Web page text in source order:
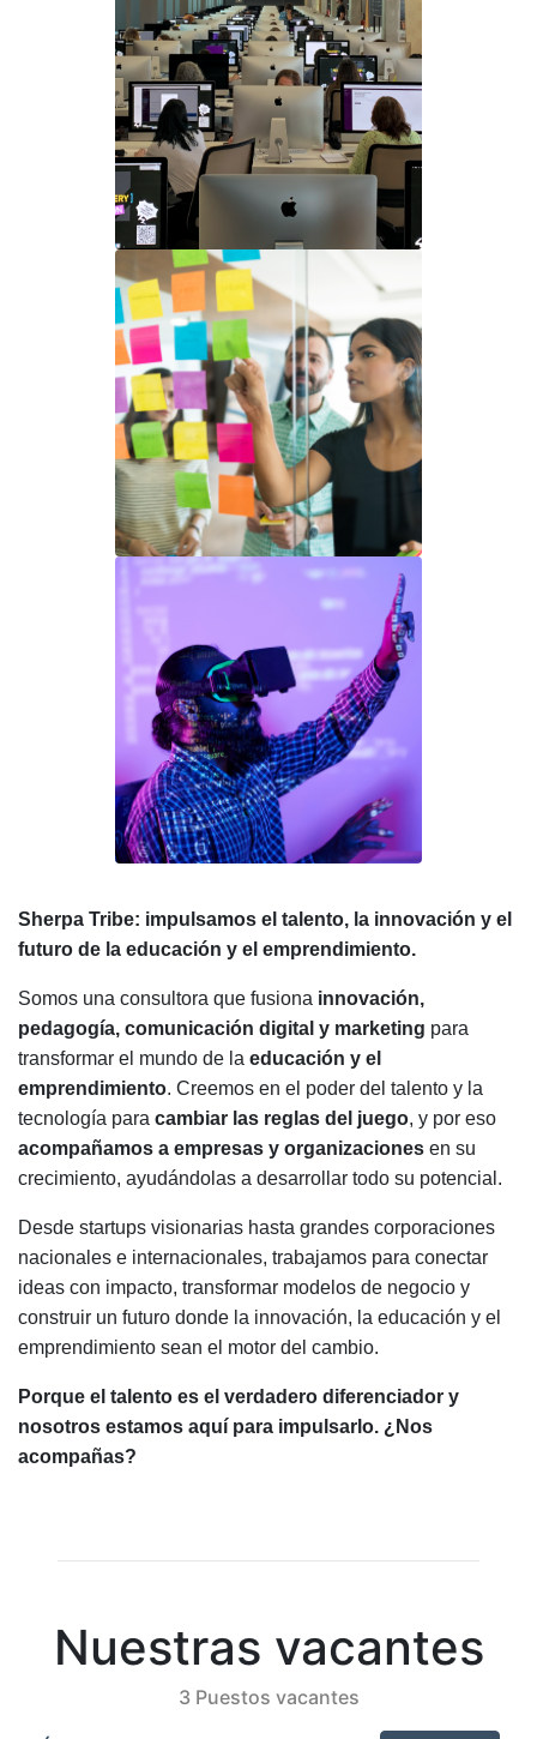
Sherpa Tribe: impulsamos el talento, la innovación y el
futuro de la educación y el emprendimiento.
Somos una consultora que fusiona innovación,
pedagogía, comunicación digital y marketing para
transformar el mundo de la educación y el
emprendimiento. Creemos en el poder del talento y la
tecnología para cambiar las reglas del juego, y por eso
acompañamos a empresas y organizaciones en su
crecimiento, ayudándolas a desarrollar todo su potencial.
Desde startups visionarias hasta grandes corporaciones
nacionales e internacionales, trabajamos para conectar
ideas con impacto, transformar modelos de negocio y
construir un futuro donde la innovación, la educación y el
emprendimiento sean el motor del cambio.
Porque el talento es el verdadero diferenciador y
nosotros estamos aquí para impulsarlo. ¿Nos
acompañas?
Nuestras vacantes
3 Puestos vacantes